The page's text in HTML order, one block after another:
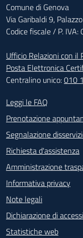
Comune di Genova
Via Garibaldi 9,
Codice fiscale / P.
Ufficio Relazioni con il
Posta Elettronica
Centralino unico:010
Footer -
Leggi le FAQ
Prenotazione
Segnalazione
Richiesta d'assistenza
Amministrazione
Informativa privacy
Note legali
Dichiarazione di
Statistiche web